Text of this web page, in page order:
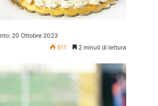
20 Ottobre 2023
511
2 minuti di lettura